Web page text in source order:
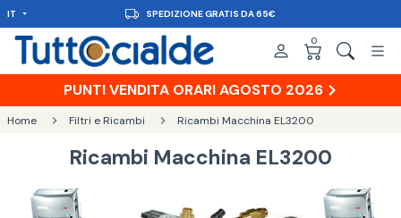
IT SPEDIZIONE GRATIS DA 65€
0
PUNTI VENDITA ORARI AGOSTO 2026
Home Filtri e Ricambi Ricambi Macchina EL3200
Ricambi Macchina EL3200